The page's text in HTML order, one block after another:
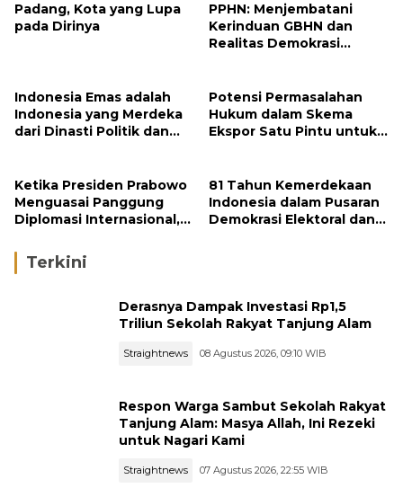
Padang, Kota yang Lupa
pada Dirinya
PPHN: Menjembatani
Kerinduan GBHN dan
Realitas Demokrasi
Indonesia Emas adalah
Indonesia yang Merdeka
dari Dinasti Politik dan
Potensi Permasalahan
Hukum dalam Skema
Ekspor Satu Pintu untuk
Ketika Presiden Prabowo
Menguasai Panggung
Diplomasi Internasional,
Kaesang Menguasai
Safari Politik Nasional
81 Tahun Kemerdekaan
Indonesia dalam Pusaran
Demokrasi Elektoral dan
Terkini
Derasnya Dampak Investasi Rp1,5
Triliun Sekolah Rakyat Tanjung Alam
Straightnews 08 Agustus 2026, 09:10 WIB
Respon Warga Sambut Sekolah Rakyat
Tanjung Alam: Masya Allah, Ini Rezeki
untuk Nagari Kami
Straightnews 07 Agustus 2026, 22:55 WIB